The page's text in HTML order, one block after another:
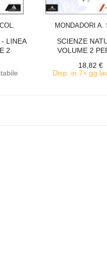
LINEA
2
MONDADORI A.
SCIENZE
VOLUME 2
18,82 €
Disp. in 7+ gg